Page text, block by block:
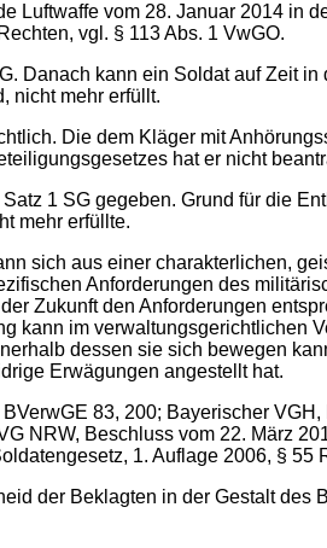
Luftwaffe vom 28. Januar 2014 in
vgl. § 113 Abs. 1 VwGO.
Danach kann ein Soldat auf Zeit
nicht mehr erfüllt.
Die dem Kläger mit
hat er nicht
1 SG gegeben. Grund für die
mehr erfüllte.
sich aus einer charakterlichen,
Anforderungen des
Zukunft den Anforderungen
kann im verwaltungsgerichtlichen
dessen sie sich bewegen
Erwägungen angestellt hat.
83, 200; Bayerischer
NRW, Beschluss vom 22. März
1. Auflage 2006, § 55
der Beklagten in der Gestalt